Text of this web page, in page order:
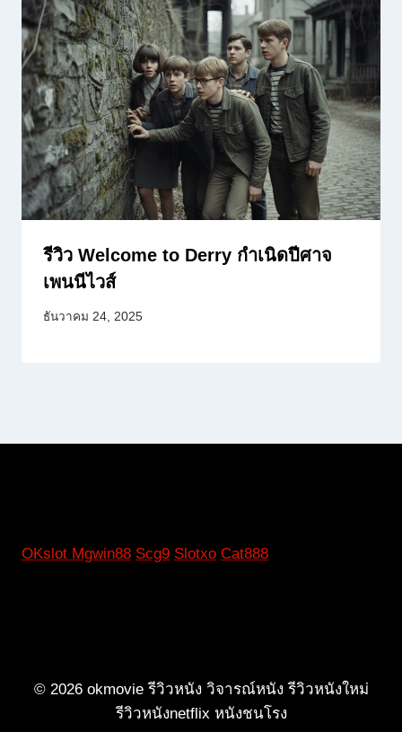
รีวิว Welcome to Derry กำเนิดปีศาจ
เพนนีไวส์
ธันวาคม 24, 2025
OKslot Mgwin88 Scg9 Slotxo Cat888
© 2026 okmovie รีวิวหนัง วิจารณ์หนัง รีวิวหนังใหม่
รีวิวหนังnetflix หนังชนโรง